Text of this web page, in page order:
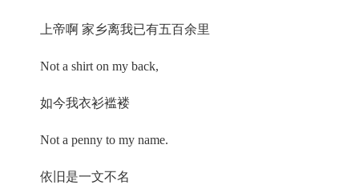
上帝啊 家乡离我已有五百余里
Not a shirt on my back,
如今我衣衫褴褛
Not a penny to my name.
依旧是一文不名